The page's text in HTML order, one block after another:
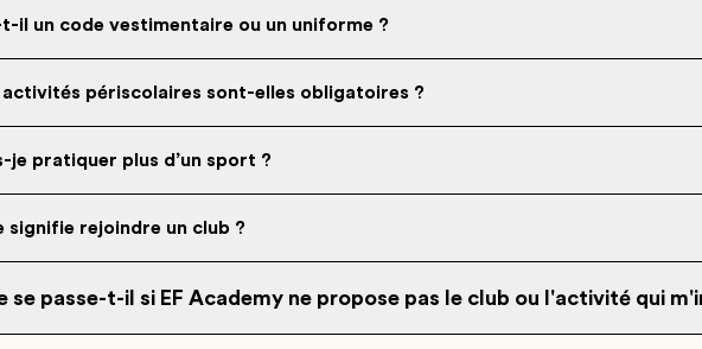
t-il un code vestimentaire ou un uniforme ?
activités périscolaires sont-elles obligatoires ?
je pratiquer plus d’un sport ?
signifie rejoindre un club ?
se passe-t-il si EF Academy ne propose pas le club ou l'activité qui